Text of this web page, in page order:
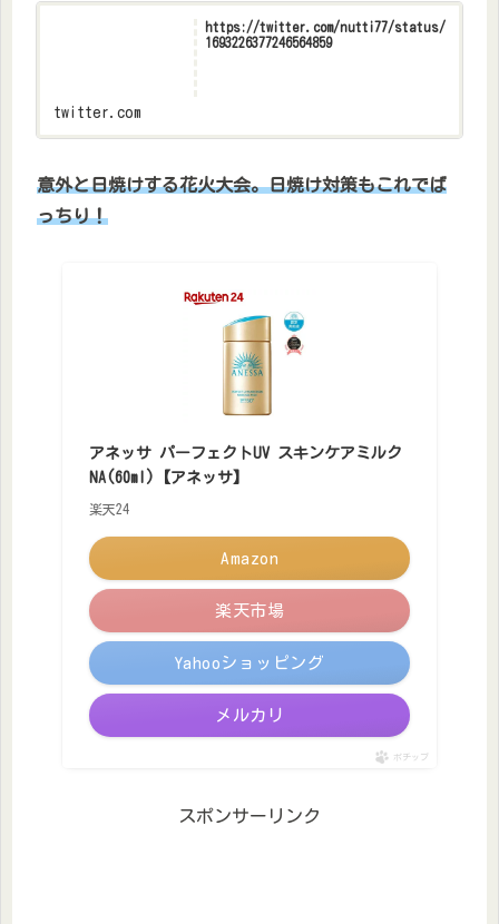
https://twitter.com/nutti77/status/
1693226377246564859
twitter.com
意外と日焼けする花火大会。日焼け対策もこれでば
っちり！
アネッサ パーフェクトUV スキンケアミルク
NA(60ml)【アネッサ】
楽天24
Amazon
楽天市場
Yahooショッピング
メルカリ
ポチップ
スポンサーリンク